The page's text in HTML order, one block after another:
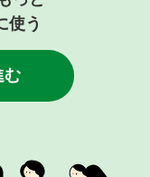
使う
む